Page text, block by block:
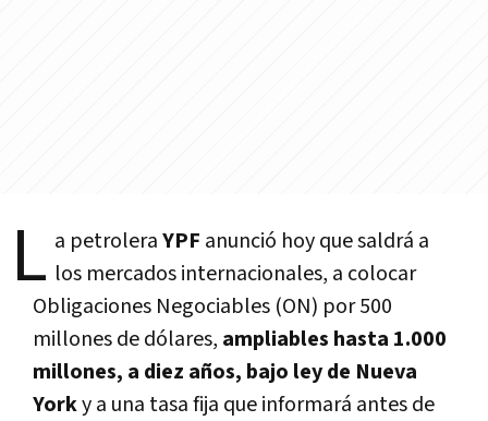
L a petroleraYPF anunció hoy que saldrá a
los mercados internacionales, a colocar
Obligaciones Negociables (ON) por 500
millones de dólares, ampliables hasta 1.000
millones, a diez años, bajo ley de Nueva
Yorky a una tasa fija que informará antes de